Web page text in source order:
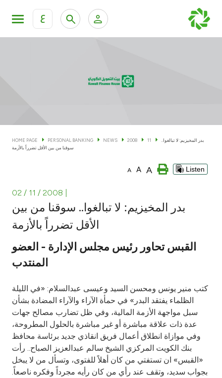
ع
KFH Online Corporate Banking Services
Cards
Banking Tiers
Investment
Tools & Services
After Sales Services
Contact us
Branch & ATM locator
HOME PAGE PERSONAL BANKING NEWS 2008 11
بدر المخيزيم: لا تبالغوا..
سوقنا من بين الأقل تضرراً بالأزمة
A A A Listen
02 / 11 / 2008
بدر المخيزيم: لا تبالغوا.. سوقنا من بين
الأقل تضرراً بالأزمة
القبس تحاور رئيس مجلس الإدارة - العضو
المنتدب
كتب منير يونس ومحسن السيد وعيسى عبدالسلام: «في الليلة
الظلماء يفتقد البدر» في حمأة الآراء والآراء المضادة بشأن
سبل مواجهة الأزمة المالية، وفي ظل تضارب مصالح جهات
عدة ذات علاقة مباشرة أو غير مباشرة بالحلول المطروحة،
وفي موازاة انطلاق أعمال فريق انقاذي جديد برئاسة محافظ
بنك الكويت المركزي الشيخ سالم عبدالعزيز الصباح.. رأت
«القبس» ان تستفتي من كان أهلاً للفتوى، وتسأل من لا يبخل
بجواب سديد، وتقف عند رأي من كان رأيه مجرداً وفكره ناصعاً.